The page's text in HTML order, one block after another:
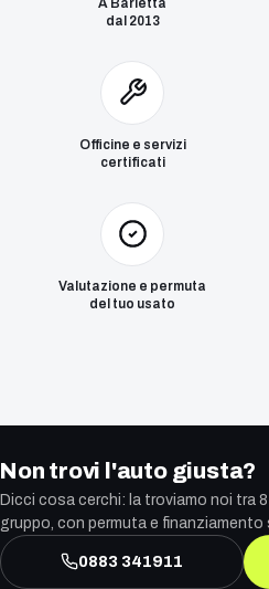
dal 2013
Officine e servizi
certificati
Valutazione e permuta
del tuo usato
Non trovi l'auto giusta?
Dicci cosa cerchi: la troviamo noi tra
gruppo, con permuta e finanziamento
0883 341911